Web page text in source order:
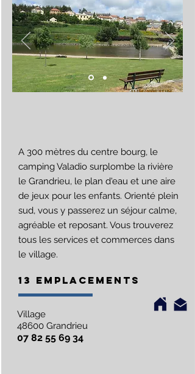
A 300 mètres du centre bourg, le
camping Valadio surplombe la rivière
le Grandrieu, le plan d'eau et une aire
de jeux pour les enfants. Orienté plein
sud, vous y passerez un séjour calme,
agréable et reposant. Vous trouverez
tous les services et commerces dans
le village.
13 EMPLACEMENTS
Village
48600 Grandrieu
07 82 55 69 34